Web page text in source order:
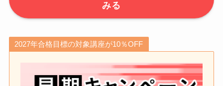
みる
2027年合格目標の対象講座が10％OFF